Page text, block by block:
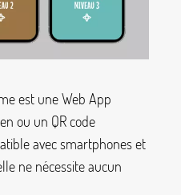
est une Web App
ou un QR code
avec smartphones et
ne nécessite aucun